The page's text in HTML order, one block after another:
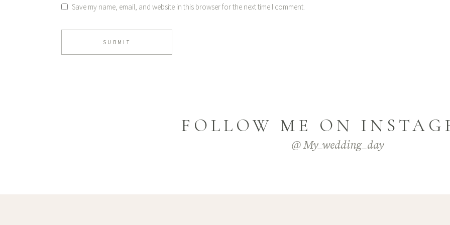
Save my name, email, and website in this browser for the next time I comment.
SUBMIT
FOLLOW ME ON
@ My_wedding_day